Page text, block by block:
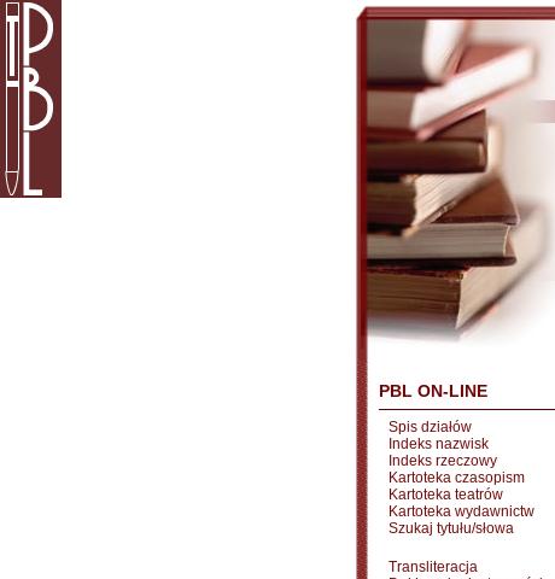
PBL ON-LINE
Spis działów
Indeks nazwisk
Indeks rzeczowy
Kartoteka czasopism
Kartoteka teatrów
Kartoteka wydawnictw
Szukaj tytułu/słowa
Transliteracja